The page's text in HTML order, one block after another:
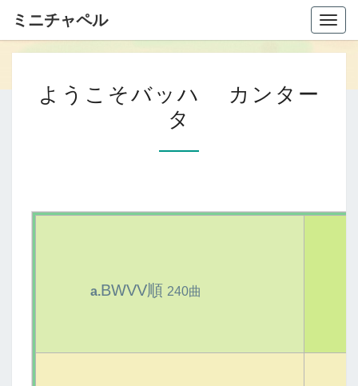
ミニチャペル
う
こ
タ
ようこそバッハ カンター
タ
a.BWVV順 240曲